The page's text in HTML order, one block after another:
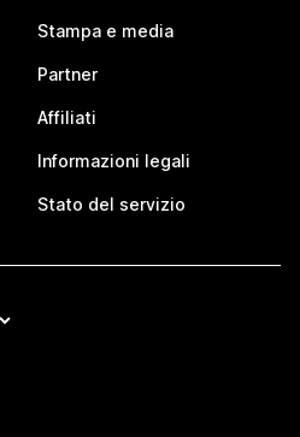
Stampa e media
Partner
Affiliati
Informazioni legali
Stato del servizio